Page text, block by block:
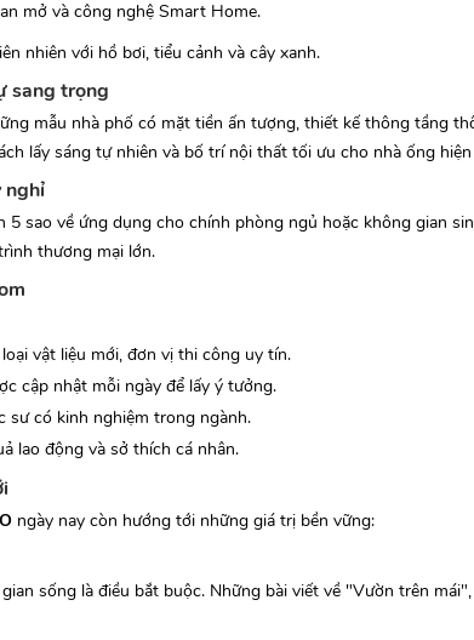
mở và công nghệ Smart Home.
nhiên với hồ bơi, tiểu cảnh và cây xanh.
sang trọng
mẫu nhà phố có mặt tiền ấn tượng, thiết kế thông tầng
lấy sáng tự nhiên và bố trí nội thất tối ưu cho nhà ống hiện
nghỉ
5 sao về ứng dụng cho chính phòng ngủ hoặc không gian
thương mại lớn.
vật liệu mới, đơn vị thi công uy tín.
cập nhật mỗi ngày để lấy ý tưởng.
sư có kinh nghiệm trong ngành.
lao động và sở thích cá nhân.
ngày nay còn hướng tới những giá trị bền vững:
sống là điều bắt buộc. Những bài viết về "Vườn trên